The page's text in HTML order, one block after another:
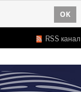
OK
RSS канал